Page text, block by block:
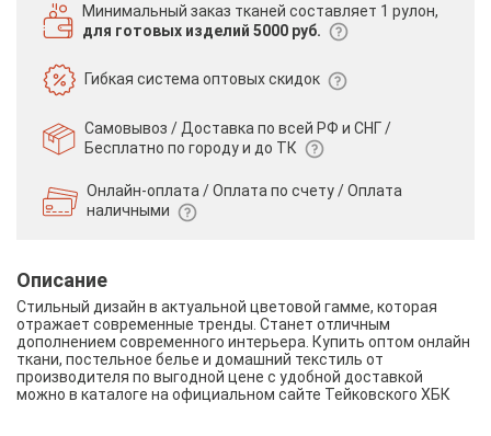
Минимальный заказ тканей составляет 1 рулон,
для готовых изделий 5000 руб.
Гибкая системаоптовых скидок
Самовывоз / Доставка по всей РФ и СНГ /
Бесплатно по городу и до ТК
Онлайн-оплата / Оплата по счету /Оплата
наличными
Описание
Стильный дизайн в актуальной цветовой гамме, которая
отражает современные тренды. Станет отличным
дополнением современного интерьера. Купить оптом онлайн
ткани, постельное белье и домашний текстиль от
производителя по выгодной цене с удобной доставкой
можно в каталоге на официальном сайте Тейковского ХБК